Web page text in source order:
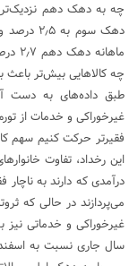
چه به دهک دهم نزدیک‌تر
چه کالاهایی بیش‌تر باعث
طبق داده‌های به دست
غیرخوراکی و خدمات از
فقیرتر حرکت کنیم سهم
این رخداد، تفاوت
درآمدی که دارند به
می‌پردازند در حالی که
غیرخوراکی و خدماتی نیز
سال جاری نسبت به اسفند